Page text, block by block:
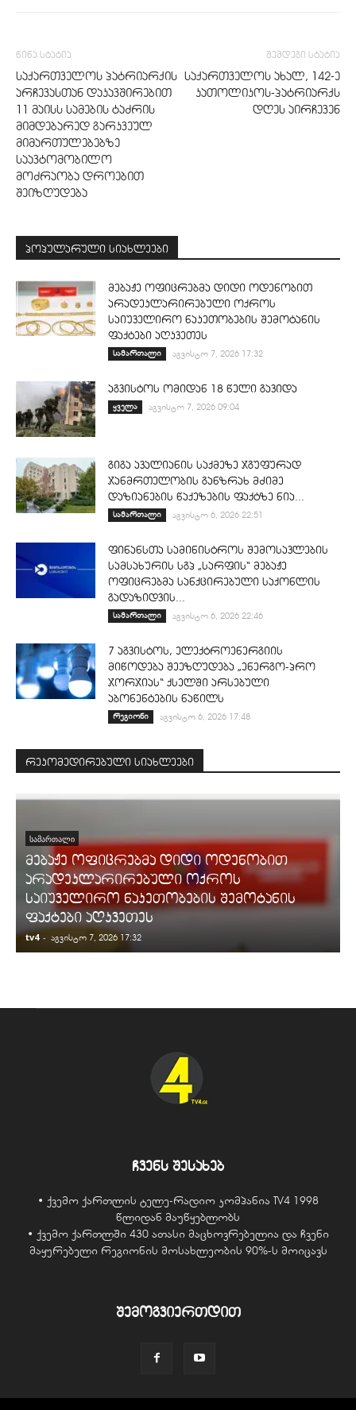
წინა სტატია
საქართველოს პატრიარქის
არჩევასთან დაკავშირებით
11 მაისს სამების ტაძრის
მიმდებარედ გარკვეულ
მიმართულებებზე
საავტომობილო
მოძრაობა დროებით
შეიზღუდება
შემდეგი სტატია
საქართველოს ახალ, 142-ე
კათოლიკოს-პატრიარქს
დღეს აირჩევენ
პოპულარული სიახლეები
მებაჟე ოფიცრებმა დიდი ოდენობით
არადეკლარირებული ოქროს
საიუველირო ნაკეთობების შემოტანის
ფაქტები აღკვეთეს
სამართალი აგვისტო 7, 2026 17:32
აგვისტოს ომიდან 18 წელი გავიდა
ყველა აგვისტო 7, 2026 09:04
გიგა ავალიანის საქმეზე ჯგუფურად
ჯანმრთელობის განზრახ მძიმე
დაზიანების წაქეზების ფაქტზე ნია...
სამართალი აგვისტო 6, 2026 22:51
ფინანსთა სამინისტროს შემოსავლების
სამსახურის სგპ „სარფის“ მებაჟე
ოფიცრებმა სანქცირებული საქონლის
გადაზიდვის...
სამართალი აგვისტო 6, 2026 22:46
7 აგვისტოს, ელექტროენერგიის
მიწოდება შეეზღუდება „ენერგო-პრო
ჯორჯიას“ ქსელში არსებული
აბონენტების ნაწილს
რეგიონი აგვისტო 6, 2026 17:48
რეკომედირებული სიახლეები
ᲡᲐᲛᲐᲠᲗᲐᲚᲘ
მებაჟე ოფიცრებმა დიდი ოდენობით
არადეკლარირებული ოქროს
საიუველირო ნაკეთობების შემოტანის
ფაქტები აღკვეთეს
tv4 - აგვისტო 7, 2026 17:32
ჩვენს შესახებ
• ქვემო ქართლის ტელე-რადიო კომპანია TV4 1998
წლიდან მაუწყებლობს
• ქვემო ქართლში 430 ათასი მაცხოვრებელია და ჩვენი
მაყურებელი რეგიონის მოსახლეობის 90%-ს მოიცავს
შემოგვიერთდით